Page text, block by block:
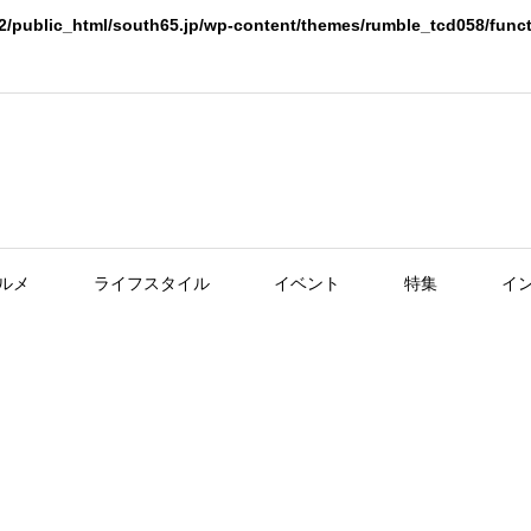
public_html/south65.jp/wp-content/themes/rumble_tcd058/
メ ライフスタイル イベント 特集 イ